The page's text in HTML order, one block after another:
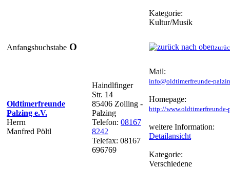
Kategorie:
Kultur/Musik
Anfangsbuchstabe O
Oldtimerfreunde
Palzing e.V.
Herrn
Manfred Pöltl
Haindlfinger
Str. 14
85406 Zolling -
Palzing
Telefon: 08167
8242
Telefax: 08167
696769
Mail:
info@oldtimerfreunde-
Homepage:
http://www.oldtimerfreunde-
weitere Information:
Detailansicht
Kategorie:
Verschiedene